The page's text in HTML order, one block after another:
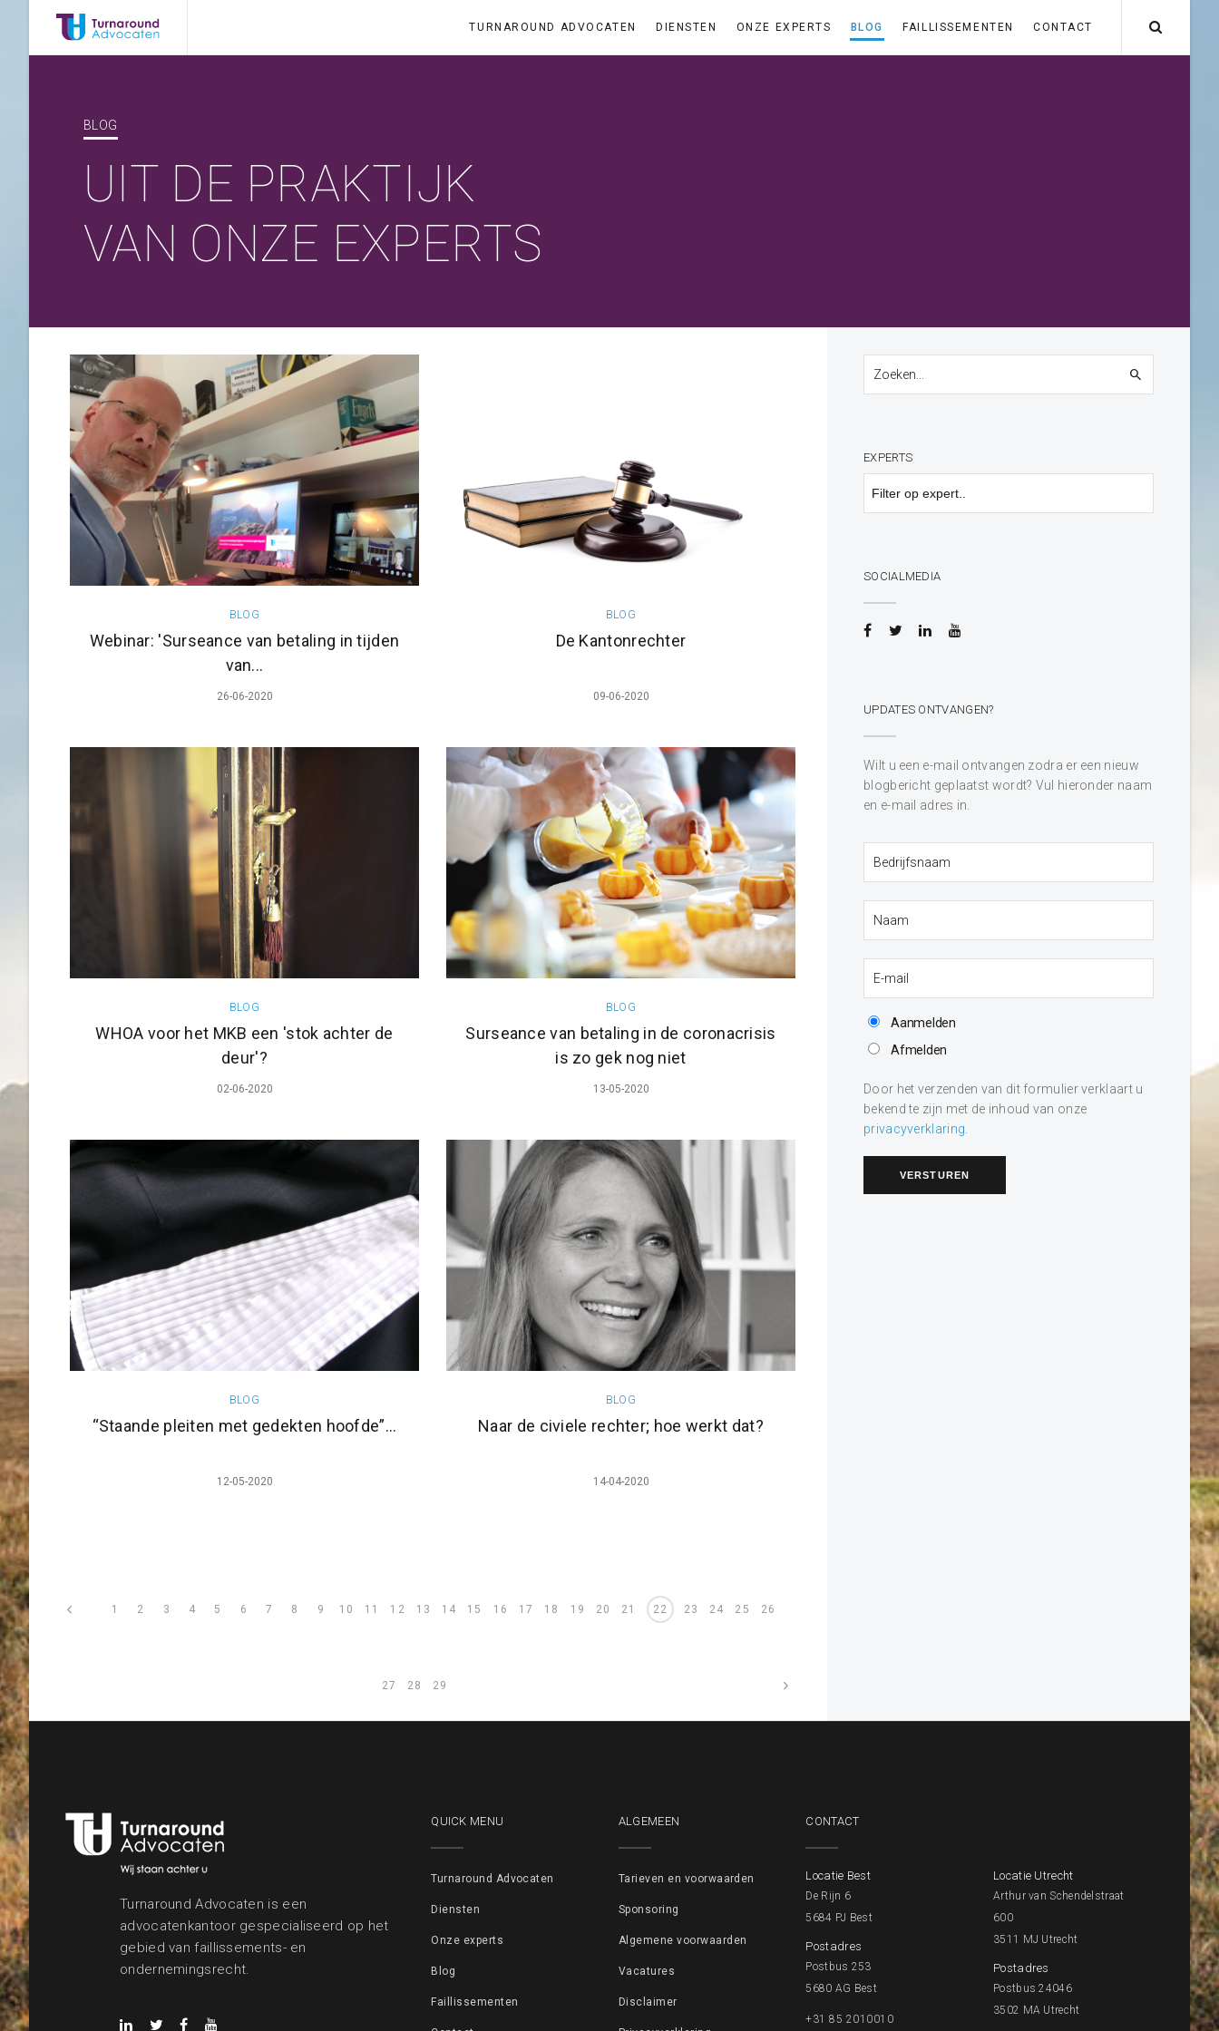
TURNAROUND ADVOCATEN DIENSTEN ONZE EXPERTS BLOG FAILLISSEMENTEN CONTACT
BLOG
UIT DE PRAKTIJK
VAN ONZE EXPERTS
BLOG
Webinar: 'Surseance van betaling in tijden
van...
26-06-2020
BLOG
De Kantonrechter
09-06-2020
BLOG
WHOA voor het MKB een 'stok achter de
deur'?
02-06-2020
BLOG
Surseance van betaling in de coronacrisis
is zo gek nog niet
13-05-2020
BLOG
“Staande pleiten met gedekten hoofde”...
12-05-2020
BLOG
Naar de civiele rechter; hoe werkt dat?
14-04-2020
1 2 3 4 5 6 7 8 9 10 11 12 13 14 15 16 17 18 19 20 21 22 23 24 25 26
27 28 29
EXPERTS
SOCIALMEDIA
UPDATES ONTVANGEN?
Wilt u een e-mail ontvangen zodra er een nieuw
blogbericht geplaatst wordt? Vul hieronder naam
en e-mail adres in.
Aanmelden
Afmelden
Door het verzenden van dit formulier verklaart u
bekend te zijn met de inhoud van onze
privacyverklaring
Turnaround Advocaten is een
advocatenkantoor gespecialiseerd op het
gebied van faillissements- en
ondernemingsrecht.
QUICK MENU
Turnaround Advocaten
Diensten
Onze experts
Blog
Faillissementen
ALGEMEEN
Tarieven en voorwaarden
Sponsoring
Algemene voorwaarden
Vacatures
Disclaimer
CONTACT
Locatie Best
De Rijn 6
5684 PJ Best
Postadres
Postbus 253
5680 AG Best
+31 85 2010010
Locatie Utrecht
Arthur van Schendelstraat
600
3511 MJ Utrecht
Postadres
Postbus 24046
3502 MA Utrecht